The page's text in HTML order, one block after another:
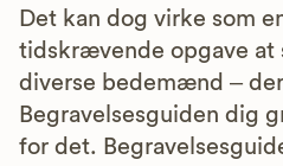
Det kan dog virke som
tidskrævende opgave at
diverse bedemænd –
Begravelsesguiden dig
for det.